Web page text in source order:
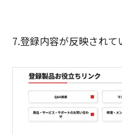
7.登録内容が反映され